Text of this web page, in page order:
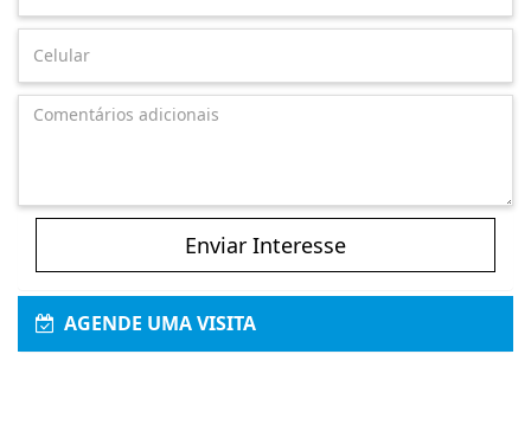
Enviar Interesse
AGENDE UMA VISITA